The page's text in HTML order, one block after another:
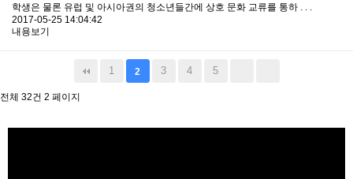
학생은 물론 유럽 및 아시아권의 청소년들간에 상호 문화 교류를 통하 . . .
2017-05-25 14:04:42
내용보기
1 2 3 4 5
전체 32건 2 페이지